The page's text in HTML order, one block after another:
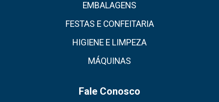
EMBALAGENS
FESTAS E CONFEITARIA
HIGIENE E LIMPEZA
MÁQUINAS
Fale Conosco